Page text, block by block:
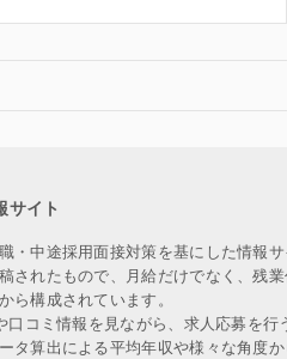
サイト
中途採用面接対策を基にした情報
れたもので、月給だけでなく、残
構成されています。
コミ情報を見ながら、求人応募を行
算出による平均年収や様々な角度